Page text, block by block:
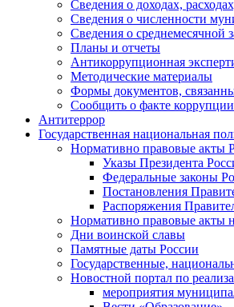
Сведения о доходах,
Сведения о численности
Сведения о среднемесячной
Планы и отчеты
Антикоррупционная
Методические материалы
Формы документов,
Сообщить о факте коррупции
Антитеррор
Государственная национальная
Нормативно правовые акты
Указы Президента
Федеральные законы
Постановления
Распоряжения
Нормативно правовые акты
Дни воинской славы
Памятные даты России
Государственные,
Новостной портал по
мероприятия